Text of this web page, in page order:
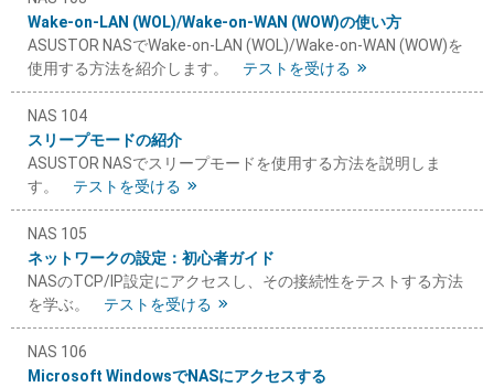
Wake-on-LAN (WOL)/Wake-on-WAN (WOW)の使い方
ASUSTOR NASでWake-on-LAN (WOL)/Wake-on-WAN (WOW)を
使用する方法を紹介します。
テストを受ける
NAS 104
スリープモードの紹介
ASUSTOR NASでスリープモードを使用する方法を説明しま
す。
テストを受ける
NAS 105
ネットワークの設定：初心者ガイド
NASのTCP/IP設定にアクセスし、その接続性をテストする方法
を学ぶ。
テストを受ける
NAS 106
Microsoft WindowsでNASにアクセスする